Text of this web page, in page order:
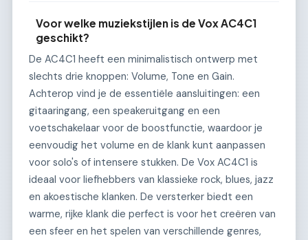
Voor welke muziekstijlen is de Vox AC4C1
geschikt?
De AC4C1 heeft een minimalistisch ontwerp met
slechts drie knoppen: Volume, Tone en Gain.
Achterop vind je de essentiële aansluitingen: een
gitaaringang, een speakeruitgang en een
voetschakelaar voor de boostfunctie, waardoor je
eenvoudig het volume en de klank kunt aanpassen
voor solo's of intensere stukken. De Vox AC4C1 is
ideaal voor liefhebbers van klassieke rock, blues, jazz
en akoestische klanken. De versterker biedt een
warme, rijke klank die perfect is voor het creëren van
een sfeer en het spelen van verschillende genres,